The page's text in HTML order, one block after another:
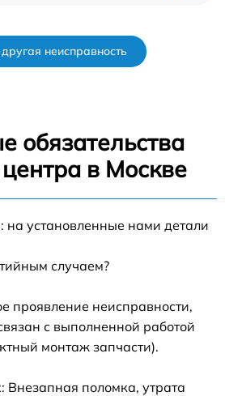
неисправность
обязательства
в Москве
на установленные нами детали
случаем?
проявление неисправности,
с выполненной работой
монтаж запчасти).
поломка, утрата